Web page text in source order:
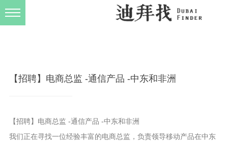
【招聘】电商总监 -通信产品 -中东和非洲
【招聘】电商总监 -通信产品 -中东和非洲
我们正在寻找一位经验丰富的电商总监，负责领导移动产品在中东